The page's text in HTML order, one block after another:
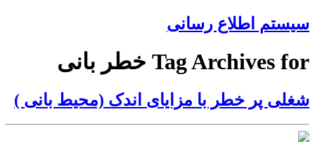
سیستم اطلاع رسانی
Tag Archives for خطر بانی
شغلی پر خطر با مزایای اندک (محیط بانی )